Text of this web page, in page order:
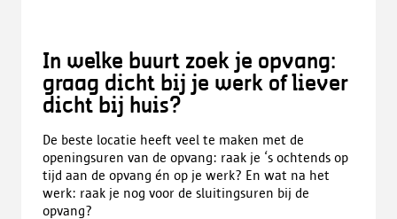
In welke buurt zoek je opvang:
graag dicht bij je werk of liever
dicht bij huis?
De beste locatie heeft veel te maken met de
openingsuren van de opvang: raak je ‘s ochtends op
tijd aan de opvang én op je werk? En wat na het
werk: raak je nog voor de sluitingsuren bij de
opvang?